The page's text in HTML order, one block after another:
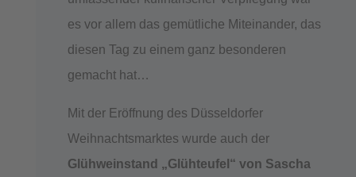
es vor allem das gemütliche Miteinander, das
diesen Tag zu einem ganz besonderen
gemacht hat…
Mit der Eröffnung des Düsseldorfer
Weihnachtsmarktes wurde auch der
Glühweinstand „Glühteufel“ von Sascha